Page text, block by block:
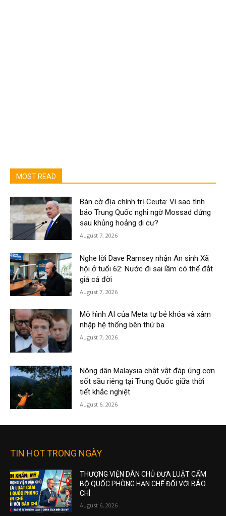
MOST READ
Bàn cờ địa chính trị Ceuta: Vì sao tình
báo Trung Quốc nghi ngờ Mossad đứng
sau khủng hoảng di cư?
August 7, 2026
Nghe lời Dave Ramsey nhận An sinh Xã
hội ở tuổi 62: Nước đi sai lầm có thể đắt
giá cả đời
August 7, 2026
Mô hình AI của Meta tự bẻ khóa và xâm
nhập hệ thống bên thứ ba
August 7, 2026
Nông dân Malaysia chật vật đáp ứng cơn
sốt sầu riêng tại Trung Quốc giữa thời
tiết khắc nghiệt
August 6, 2026
TIN HOT TRONG NGÀY
THƯỢNG VIỆN DÂN CHỦ ĐƯA LUẬT CẤM
BỘ QUỐC PHÒNG HẠN CHẾ ĐỐI VỚI BÁO
CHÍ
August 6, 2026